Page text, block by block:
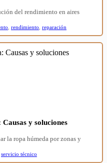
del rendimiento en aires
rendimiento reparación
y soluciones
la ropa húmeda por zonas y
servicio técnico